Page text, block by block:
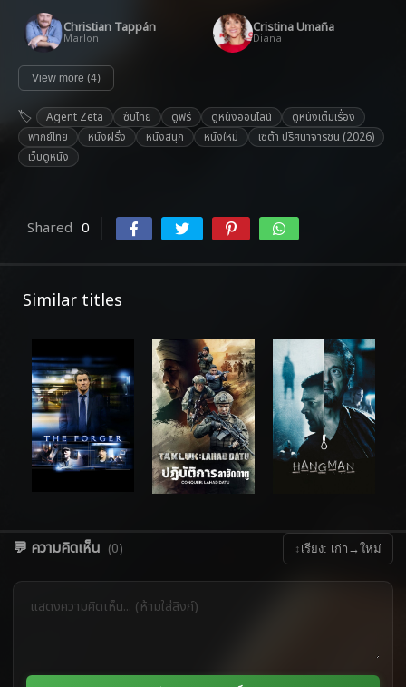
Christian Tappán
Marlon
Cristina Umaña
Diana
View more (4)
Agent Zeta ซับไทย ดูฟรี ดูหนังออนไลน์
ดูหนังเต็มเรื่อง
พากย์ไทย
หนังฝรั่ง หนังสนุก หนังใหม่
เซต้า ปริศนาจารชน (2026)
เว็บดูหนัง
Shared 0
Similar titles
💬 ความคิดเห็น (0) ↕ เรียง: เก่า→ใหม่